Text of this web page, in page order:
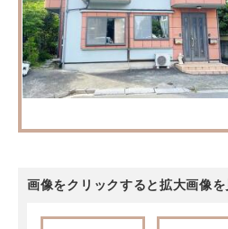
画像をクリックすると拡大画像を